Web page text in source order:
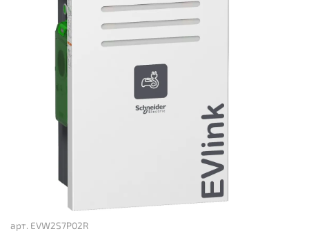
арт. EVW2S7P02R